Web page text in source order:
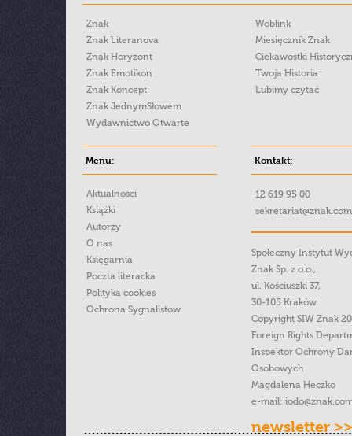
Znak
Znak Literanova
Znak Horyzont
Znak Emotikon
Znak Koncept
Znak JednymSłowem
Wydawnictwo Otwarte
Woblink
Miesięcznik Znak
Ciekawostki
Twoja Historia
Lubimy czytać
Menu:
Aktualności
Książki
Autorzy
O nas
Księgarnia
Poczta literacka
Polityka cookies
Ochrona Sygnalistow
Kontakt:
12 619 95 00
Społeczny Instytut
Znak Sp. z o.o.,
ul. Kościuszki 37,
30-105 Kraków
Copyright SIW Znak
Foreign Rights
Inspektor Ochrony
Osobowych
Magdalena Heczko
e-mail:
newsletter >>